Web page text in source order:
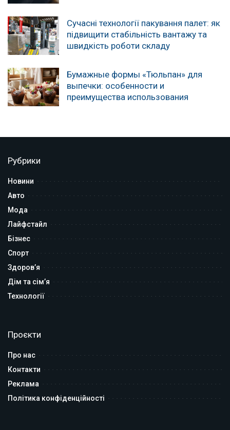
Сучасні технології пакування палет: як
підвищити стабільність вантажу та
швидкість роботи складу
Бумажные формы «Тюльпан» для
выпечки: особенности и
преимущества использования
Рубрики
Новини
Авто
Мода
Лайфстайл
Бізнес
Спорт
Здоров’я
Дім та сім’я
Технології
Проєкти
Про нас
Контакти
Реклама
Політика конфіденційності